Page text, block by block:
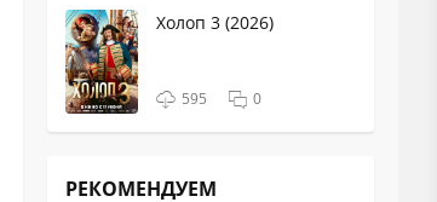
Холоп 3 (2026)
595 0
РЕКОМЕНДУЕМ